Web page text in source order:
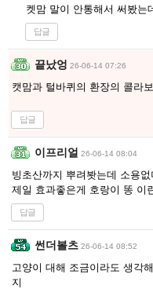
켓맘 말이 안통해서 써봤는
답글
끝났엉 26-06-14 07:26
캣맘과 털바퀴의 환장의 콜라보
답글
이프리얼 26-06-14 08:04
빙초산까지 뿌려봣는데 소용없
제일 효과좋은게 호랑이 똥 이
답글
썬더볼츠 26-06-14 08:52
고양이 대해 조금이라도 생각
지